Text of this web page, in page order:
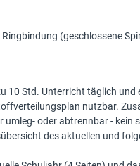
(geschlossene
10 Std. Unterricht täglich
nutzbar.
oder abtrennbar -
des aktuellen und